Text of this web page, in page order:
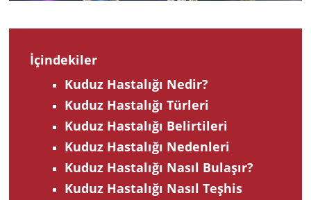
İçindekiler
Kuduz Hastalığı Nedir?
Kuduz Hastalığı Türleri
Kuduz Hastalığı Belirtileri
Kuduz Hastalığı Nedenleri
Kuduz Hastalığı Nasıl Bulaşır?
Kuduz Hastalığı Nasıl Teşhis